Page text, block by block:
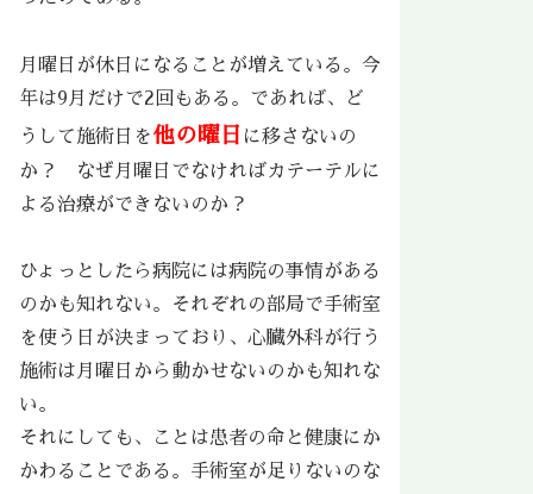
月曜日が休日になることが増えている。今
年は9月だけで2回もある。であれば、ど
うして施術日を他の曜日 に移さないの
か？ なぜ月曜日でなければカテーテルに
よる治療ができないのか？
ひょっとしたら病院には病院の事情がある
のかも知れない。それぞれの部局で手術室
を使う日が決まっており、心臓外科が行う
施術は月曜日から動かせないのかも知れな
い。
それにしても、ことは患者の命と健康にか
かわることである。手術室が足りないのな